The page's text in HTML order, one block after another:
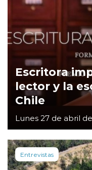
Escritora
lector y la
Chile
Lunes 27 de abril
Entrevistas